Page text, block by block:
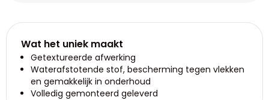
Wat het uniek maakt
Getextureerde afwerking
Waterafstotende stof, bescherming tegen vlekken
en gemakkelijk in onderhoud
Volledig gemonteerd geleverd